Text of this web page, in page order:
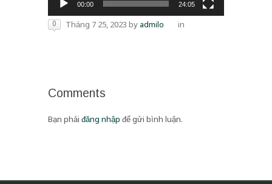
00:00 24:05
0 Tháng 7 25, 2023 byadmilo in
Comments
Bạn phải đăng nhập để gửi bình luận.